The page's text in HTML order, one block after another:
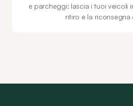
e parcheggi: lascia i tuoi veicoli
ritiro e la riconsegna